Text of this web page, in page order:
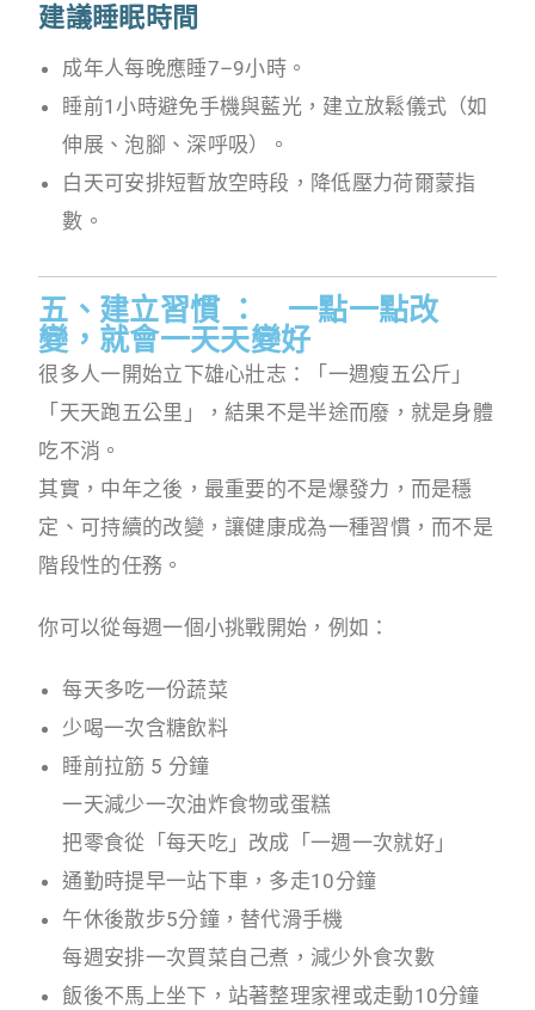
建議睡眠時間
成年人每晚應睡7–9小時。
睡前1小時避免手機與藍光，建立放鬆儀式（如
伸展、泡腳、深呼吸）。
白天可安排短暫放空時段，降低壓力荷爾蒙指
數。
五、建立習慣 ： 一點一點改
變，就會一天天變好
很多人一開始立下雄心壯志：「一週瘦五公斤」
「天天跑五公里」，結果不是半途而廢，就是身體
吃不消。
其實，中年之後，最重要的不是爆發力，而是穩
定、可持續的改變，讓健康成為一種習慣，而不是
階段性的任務。
你可以從每週一個小挑戰開始，例如：
每天多吃一份蔬菜
少喝一次含糖飲料
睡前拉筋 5 分鐘
一天減少一次油炸食物或蛋糕
把零食從「每天吃」改成「一週一次就好」
通勤時提早一站下車，多走10分鐘
午休後散步5分鐘，替代滑手機
每週安排一次買菜自己煮，減少外食次數
飯後不馬上坐下，站著整理家裡或走動10分鐘